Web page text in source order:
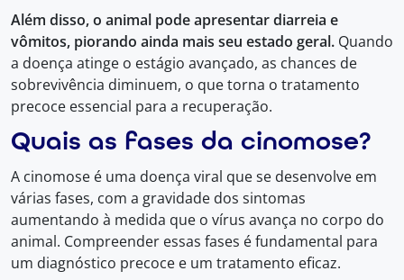
Além disso, o animal pode apresentar diarreia e
vômitos, piorando ainda mais seu estado geral. Quando
a doença atinge o estágio avançado, as chances de
sobrevivência diminuem, o que torna o tratamento
precoce essencial para a recuperação.
Quais as fases da cinomose?
A cinomose é uma doença viral que se desenvolve em
várias fases, com a gravidade dos sintomas
aumentando à medida que o vírus avança no corpo do
animal. Compreender essas fases é fundamental para
um diagnóstico precoce e um tratamento eficaz.